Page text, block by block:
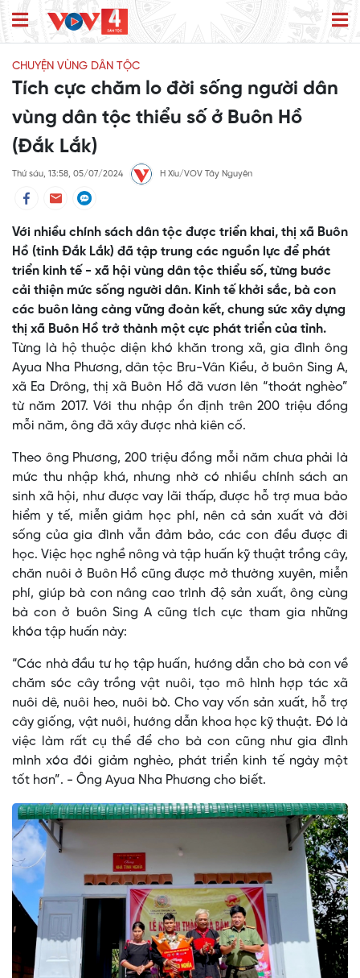
CHUYỆN VÙNG DÂN TỘC
Tích cực chăm lo đời sống người dân
vùng dân tộc thiểu số ở Buôn Hồ
(Đắk Lắk)
Thứ sáu, 13:58, 05/07/2024 H Xíu/VOV Tây Nguyên
Với nhiều chính sách dân tộc được triển khai, thị xã Buôn
Hồ (tỉnh Đắk Lắk) đã tập trung các nguồn lực để phát
triển kinh tế - xã hội vùng dân tộc thiểu số, từng bước
cải thiện mức sống người dân. Kinh tế khởi sắc, bà con
các buôn làng càng vững đoàn kết, chung sức xây dựng
thị xã Buôn Hồ trở thành một cực phát triển của tỉnh.
Từng là hộ thuộc diện khó khăn trong xã, gia đình ông
Ayua Nha Phương, dân tộc Bru-Vân Kiều, ở buôn Sing A,
xã Ea Drông, thị xã Buôn Hồ đã vươn lên “thoát nghèo”
từ năm 2017. Với thu nhập ổn định trên 200 triệu đồng
mỗi năm, ông đã xây được nhà kiên cố.
Theo ông Phương, 200 triệu đồng mỗi năm chưa phải là
mức thu nhập khá, nhưng nhờ có nhiều chính sách an
sinh xã hội, như được vay lãi thấp, được hỗ trợ mua bảo
hiểm y tế, miễn giảm học phí, nên cả sản xuất và đời
sống của gia đình vẫn đảm bảo, các con đều được đi
học. Việc học nghề nông và tập huấn kỹ thuật trồng cây,
chăn nuôi ở Buôn Hồ cũng được mở thường xuyên, miễn
phí, giúp bà con nâng cao trình độ sản xuất, ông cùng
bà con ở buôn Sing A cũng tích cực tham gia những
khóa tập huấn này:
“Các nhà đầu tư họ tập huấn, hướng dẫn cho bà con về
chăm sóc cây trồng vật nuôi, tạo mô hình hợp tác xã
nuôi dê, nuôi heo, nuôi bò. Cho vay vốn sản xuất, hỗ trợ
cây giống, vật nuôi, hướng dẫn khoa học kỹ thuật. Đó là
việc làm rất cụ thể để cho bà con cũng như gia đình
mình xóa đói giảm nghèo, phát triển kinh tế ngày một
tốt hơn”. - Ông Ayua Nha Phương cho biết.